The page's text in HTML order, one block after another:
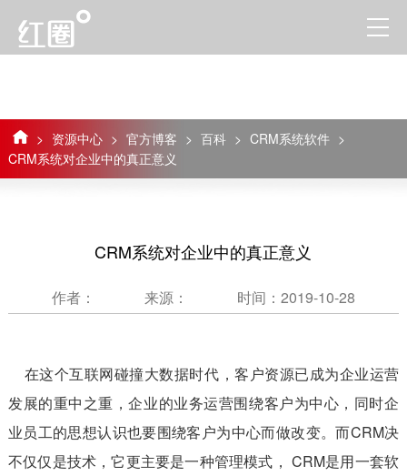
> 资源中心 > 官方博客 > 百科 > CRM系统软件 >
CRM系统对企业中的真正意义
CRM系统对企业中的真正意义
作者： 来源： 时间：2019-10-28
在这个互联网碰撞大数据时代，客户资源已成为企业运营
发展的重中之重，企业的业务运营围绕客户为中心，同时企
业员工的思想认识也要围绕客户为中心而做改变。而CRM决
不仅仅是技术，它更主要是一种管理模式， CRM是用一套软